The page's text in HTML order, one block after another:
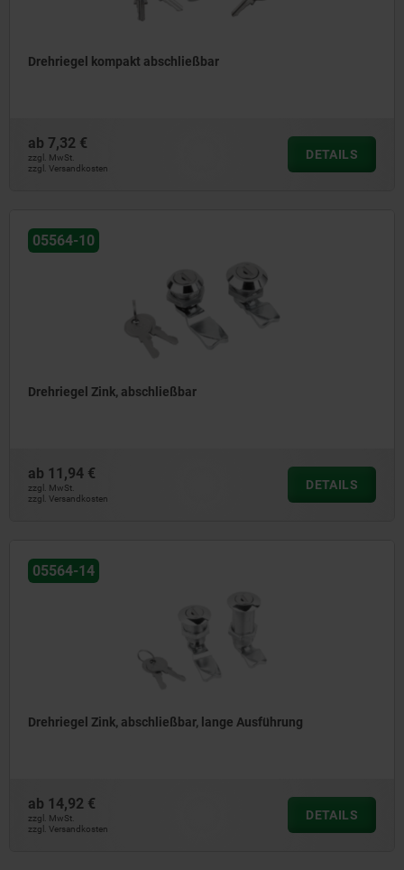
Drehriegel kompakt abschließbar
ab 7,32 €
zzgl. MwSt.
zzgl. Versandkosten
DETAILS
05564-10
Drehriegel Zink, abschließbar
ab 11,94 €
zzgl. MwSt.
zzgl. Versandkosten
DETAILS
05564-14
Drehriegel Zink, abschließbar, lange Ausführung
ab 14,92 €
zzgl. MwSt.
zzgl. Versandkosten
DETAILS